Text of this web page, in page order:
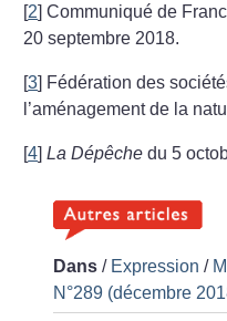
[2]Communiqué de
20 septembre 2018.
[3] Fédération des
l’aménagement de la
[4]La Dépêche du 5
Dans / Expression /
N°289 (décembre